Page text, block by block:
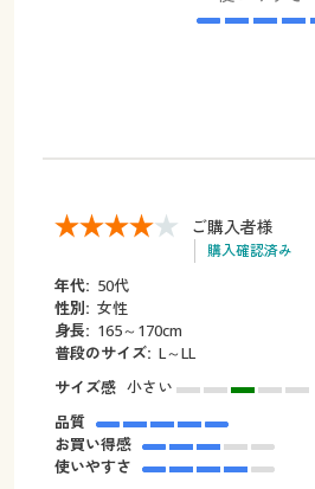
ご購入者様
購入確認済み
年代: 50代
性別: 女性
身長: 165～170cm
普段のサイズ: L～LL
サイズ感 小さい
品質
お買い得感
使いやすさ